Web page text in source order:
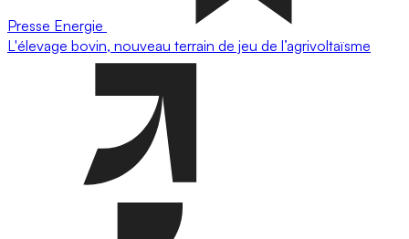
Presse Energie
L'élevage bovin, nouveau terrain de jeu de l’agrivoltaïsme